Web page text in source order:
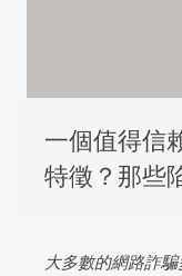
一個值得信
特徵？那些
大多數的網路詐